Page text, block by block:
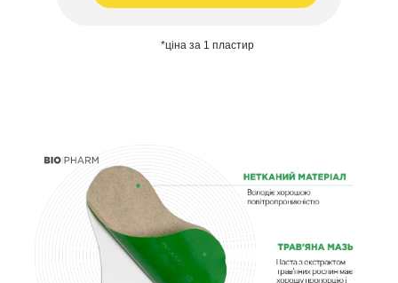
*ціна за 1 пластир